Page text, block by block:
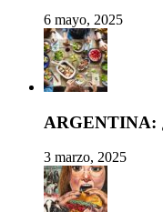
6 mayo, 2025
ARGENTINA:
3 marzo, 2025